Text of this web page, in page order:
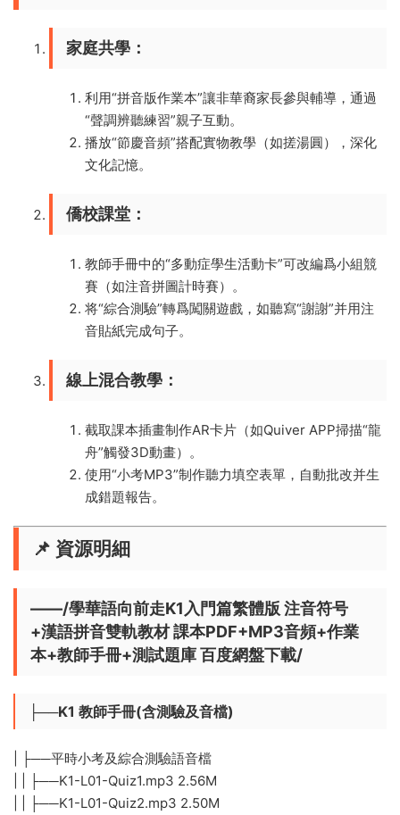
​家庭共學​ ​：
利用“拼音版作業本”讓非華裔家長參與輔導，通過
“聲調辨聽練習”親子互動。
播放“節慶音頻”搭配實物教學（如搓湯圓），深化
文化記憶。
​僑校課堂​ ​：
教師手冊中的“多動症學生活動卡”可改編爲小組競
賽（如注音拼圖計時賽）。
将“綜合測驗”轉爲闖關遊戲，如聽寫“謝謝”并用注
音貼紙完成句子。
​線上混合教學​ ​：
截取課本插畫制作AR卡片（如Quiver APP掃描“龍
舟”觸發3D動畫）。
使用“小考MP3”制作聽力填空表單，自動批改并生
成錯題報告。
📌 ​ ​資源明細
——/學華語向前走K1入門篇繁體版 注音符号
+漢語拼音雙軌教材 課本PDF+MP3音頻+作業
本+教師手冊+測試題庫 百度網盤下載/
├──K1 教師手冊(含測驗及音檔)
| ├──平時小考及綜合測驗語音檔
| | ├──K1-L01-Quiz1.mp3 2.56M
| | ├──K1-L01-Quiz2.mp3 2.50M